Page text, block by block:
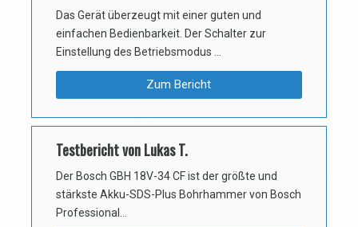
Das Gerät überzeugt mit einer guten und
einfachen Bedienbarkeit. Der Schalter zur
Einstellung des Betriebsmodus …
Zum Bericht
Testbericht von Lukas T.
Der Bosch GBH 18V-34 CF ist der größte und
stärkste Akku-SDS-Plus Bohrhammer von Bosch
Professional…